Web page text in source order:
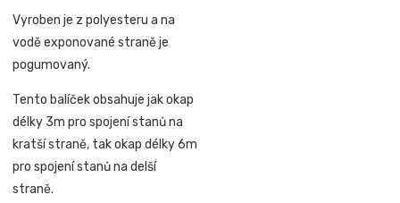
Vyroben je z polyesteru a na
vodě exponované straně je
pogumovaný.
Tento balíček obsahuje jak okap
délky 3m pro spojení stanů na
kratší straně, tak okap délky 6m
pro spojení stanů na delší
straně.